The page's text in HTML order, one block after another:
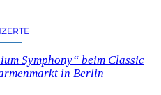
Symphony“ beim Classic
in Berlin